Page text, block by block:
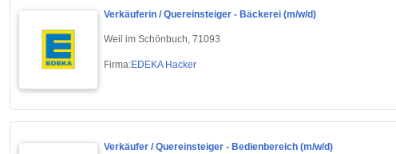
Verkäuferin / Quereinsteiger - Bäckerei (m/w/d)
Weil im Schönbuch, 71093
Firma:EDEKA Hacker
Verkäufer / Quereinsteiger - Bedienbereich (m/w/d)